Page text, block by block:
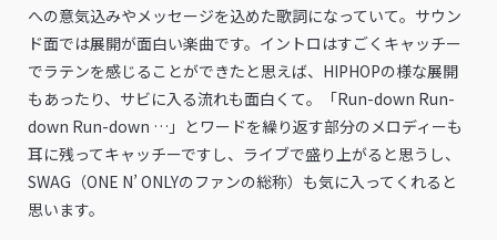
への意気込みやメッセージを込めた歌詞になっていて。サウン
ド面では展開が面白い楽曲です。イントロはすごくキャッチー
でラテンを感じることができたと思えば、HIPHOPの様な展開
もあったり、サビに入る流れも面白くて。「Run-down Run-
down Run-down …」とワードを繰り返す部分のメロディーも
耳に残ってキャッチーですし、ライブで盛り上がると思うし、
SWAG（ONE N’ ONLYのファンの総称）も気に入ってくれると
思います。